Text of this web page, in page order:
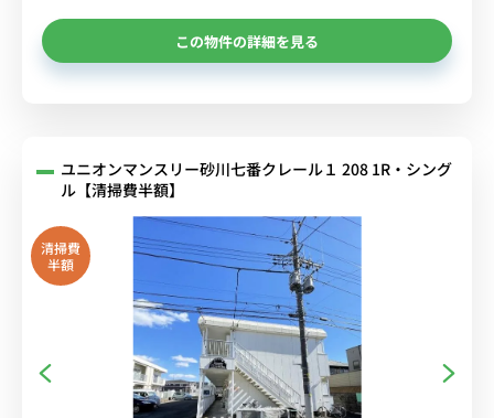
この物件の詳細を見る
ユニオンマンスリー砂川七番クレール１ 208 1R・シング
ル【清掃費半額】
清掃費
半額